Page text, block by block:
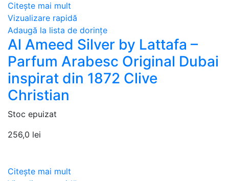
Citește mai mult
Vizualizare rapidă
Adaugă la lista de dorințe
Al Ameed Silver by Lattafa –
Parfum Arabesc Original Dubai
inspirat din 1872 Clive
Christian
Stoc epuizat
256,0 lei
Citește mai mult